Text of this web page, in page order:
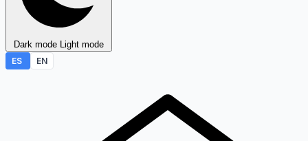
Dark mode Light mode
ES
EN